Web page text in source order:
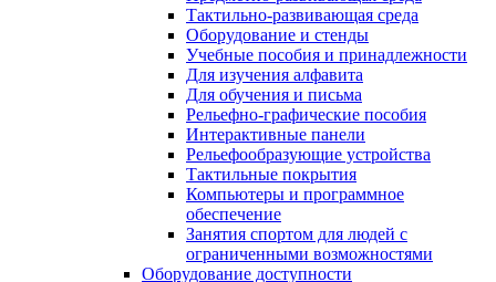
Тактильно-развивающая среда
Оборудование и стенды
Учебные пособия и принадлежности
Для изучения алфавита
Для обучения и письма
Рельефно-графические пособия
Интерактивные панели
Рельефообразующие устройства
Тактильные покрытия
Компьютеры и программное
обеспечение
Занятия спортом для людей с
ограниченными возможностями
Оборудование доступности